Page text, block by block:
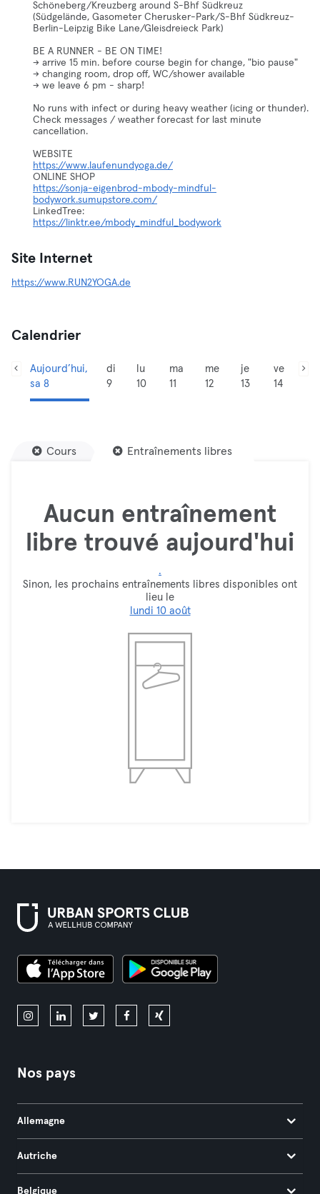
Schöneberg/Kreuzberg around S-Bhf Südkreuz
(Südgelände, Gasometer Cherusker-Park/S-Bhf Südkreuz-
Berlin-Leipzig Bike Lane/Gleisdreieck Park)
BE A RUNNER - BE ON TIME!
-> arrive 15 min. before course begin for change, "bio pause"
-> changing room, drop off, WC/shower available
-> we leave 6 pm - sharp!
No runs with infect or during heavy weather (icing or thunder).
Check messages / weather forecast for last minute
cancellation.
https://www.laufenundyoga.de/
https://sonja-eigenbrod-mbody-mindful-
bodywork.sumupstore.com/
https://linktr.ee/mbody_mindful_bodywork
Site Internet
https://www.RUN2YOGA.de
Calendrier
Aujourd’hui,
sa 8
di
9
lu
10
ma
11
me
12
je
13
ve
14
Cours Entraînements libres
Aucun entraînement
libre trouvé aujourd'hui
.
Sinon, les prochains entraînements libres disponibles ont
lieu le
lundi 10 août
Nos pays
Allemagne
Autriche
Belgique